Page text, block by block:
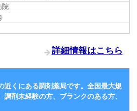
院
詳細情報はこちら
近くにある調剤薬局です。全国最大規
調剤未経験の方、ブランクのある方、